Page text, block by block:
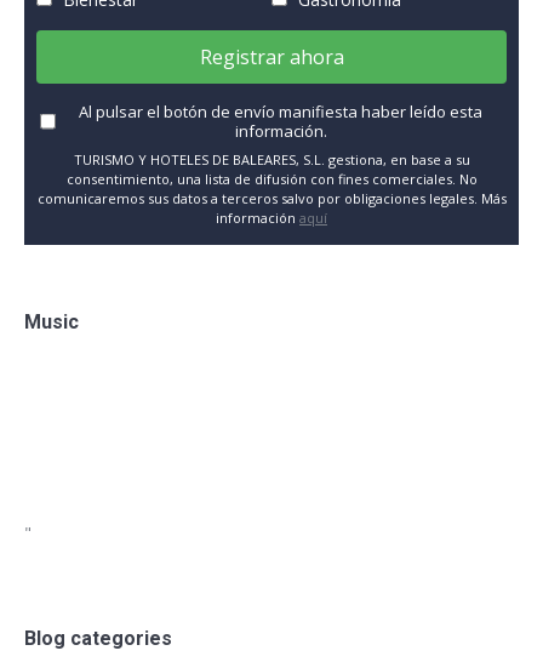
Registrar ahora
Al pulsar el botón de envío manifiesta haber leído esta
información.
TURISMO Y HOTELES DE BALEARES, S.L. gestiona, en base a su
consentimiento, una lista de difusión con fines comerciales. No
comunicaremos sus datos a terceros salvo por obligaciones legales. Más
información aquí
Music
"
Blog categories